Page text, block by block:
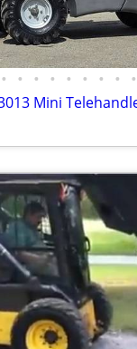
• • • • • • • • •